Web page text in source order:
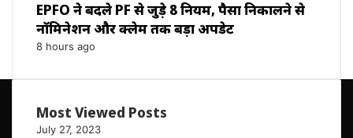
EPFO ने बदले PF से जुड़े 8 नियम, पैसा निकालने से
नॉमिनेशन और क्लेम तक बड़ा अपडेट
8 hours ago
Most Viewed Posts
July 27, 2023